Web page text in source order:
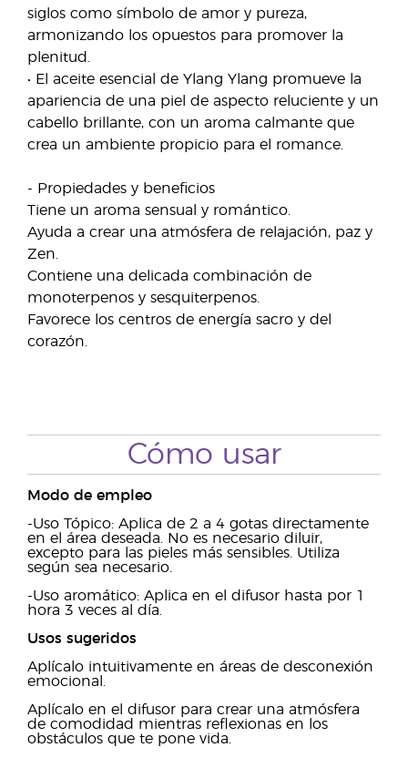
siglos como símbolo de amor y pureza,
armonizando los opuestos para promover la
plenitud.
• El aceite esencial de Ylang Ylang promueve la
apariencia de una piel de aspecto reluciente y un
cabello brillante, con un aroma calmante que
crea un ambiente propicio para el romance.
- Propiedades y beneficios
Tiene un aroma sensual y romántico.
Ayuda a crear una atmósfera de relajación, paz y
Zen.
Contiene una delicada combinación de
monoterpenos y sesquiterpenos.
Favorece los centros de energía sacro y del
corazón.
Cómo usar
Modo de empleo
-Uso Tópico: Aplica de 2 a 4 gotas directamente
en el área deseada. No es necesario diluir,
excepto para las pieles más sensibles. Utiliza
según sea necesario.
-Uso aromático: Aplica en el difusor hasta por 1
hora 3 veces al día.
Usos sugeridos
Aplícalo intuitivamente en áreas de desconexión
emocional.
Aplícalo en el difusor para crear una atmósfera
de comodidad mientras reflexionas en los
obstáculos que te pone vida.